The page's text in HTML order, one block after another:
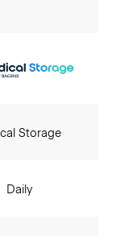
Storage
Daily